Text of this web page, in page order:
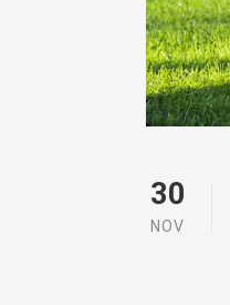
30
NOV